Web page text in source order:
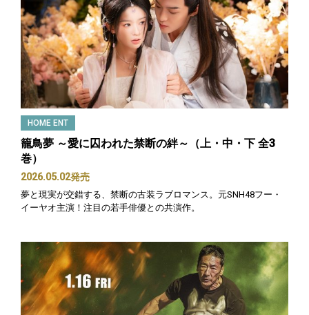
HOME ENT
籠鳥夢 ～愛に囚われた禁断の絆～（上・中・下 全3
巻）
2026.05.02発売
夢と現実が交錯する、禁断の古装ラブロマンス。元SNH48フー・
イーヤオ主演！注目の若手俳優との共演作。